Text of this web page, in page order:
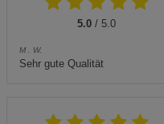
5.0 / 5.0
M . W.
Sehr gute Qualität